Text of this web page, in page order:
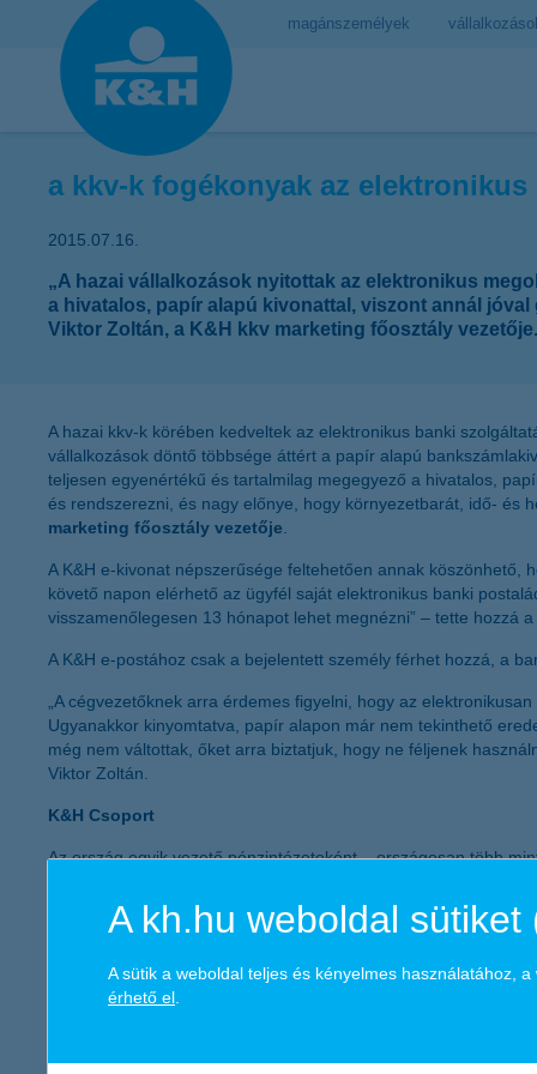
magánszemélyek
a kkv-k fogékonyak az
2015.07.16.
„A hazai vállalkozások nyitottak az elektronikus
a hivatalos, papír alapú kivonattal, viszont annál
Viktor Zoltán, a K&H kkv marketing főosztály vezetője.
A hazai kkv-k körében kedveltek az elektronikus banki
vállalkozások döntő többsége áttért a papír alapú
teljesen egyenértékű és tartalmilag megegyező a hivatalos,
és rendszerezni, és nagy előnye, hogy környezetbarát, idő- és
marketing főosztály vezetője
A K&H e-kivonat népszerűsége feltehetően annak köszönhető,
követő napon elérhető az ügyfél saját elektronikus banki
visszamenőlegesen 13 hónapot lehet megnézni” – tette hozzá a
A K&H e-postához csak a bejelentett személy férhet hozzá, a
„A cégvezetőknek arra érdemes figyelni, hogy az
Ugyanakkor kinyomtatva, papír alapon már nem tekinthető
még nem váltottak, őket arra biztatjuk, hogy ne féljenek
Viktor Zoltán.
K&H Csoport
Az ország egyik vezető pénzintézeteként – országosan több
működését több mint 1600 milliárd forintnyi kihelyezett hitel és
Állam által kibocsátott állampapírok 858 milliárd forintos
költségvetés bevételeihez.
A kh.hu weboldal sütiket
A sütik a weboldal teljes és kényelmes használatához,
érhető el